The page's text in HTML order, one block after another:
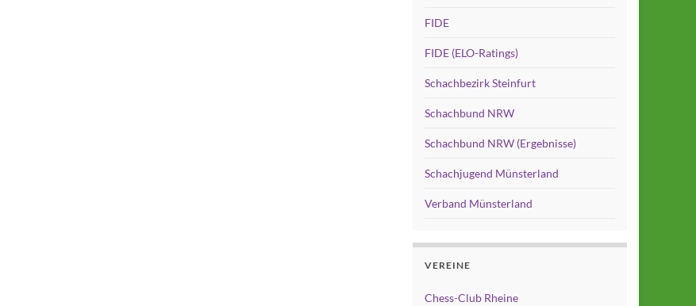
FIDE
FIDE (ELO-Ratings)
Schachbezirk Steinfurt
Schachbund NRW
Schachbund NRW (Ergebnisse)
Schachjugend Münsterland
Verband Münsterland
VEREINE
Chess-Club Rheine